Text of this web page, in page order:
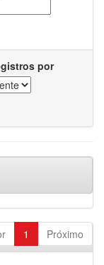
por
1 Próximo